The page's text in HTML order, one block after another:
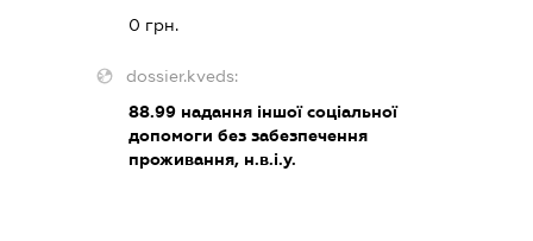
0 грн.
dossier.kveds:
88.99 надання іншої соціальної
допомоги без забезпечення
проживання, н.в.і.у.